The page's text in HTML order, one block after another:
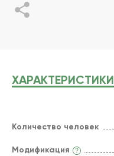
ХАРАКТЕРИСТИКИ
Количество человек
Модификация